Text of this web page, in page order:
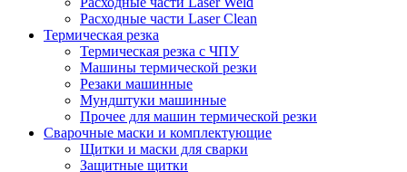
Расходные части Laser Clean
Термическая резка
Термическая резка с ЧПУ
Машины термической резки
Резаки машинные
Мундштуки машинные
Прочее для машин термической резки
Сварочные маски и комплектующие
Щитки и маски для сварки
Защитные щитки